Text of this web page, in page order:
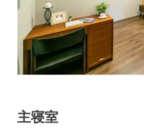
主寝室